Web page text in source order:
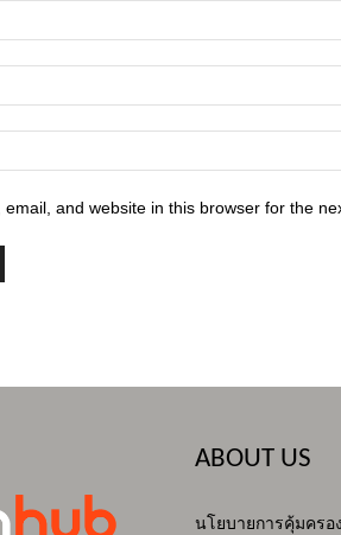
and website in this browser for the
ABOUT US
นโยบายการคุ้มคร